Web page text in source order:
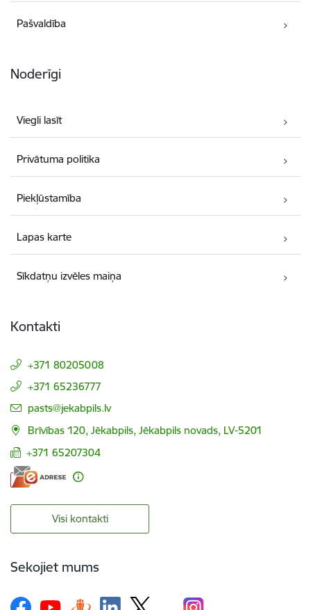
Pašvaldība
Noderīgi
Viegli lasīt
Privātuma politika
Piekļūstamība
Lapas karte
Sīkdatņu izvēles maiņa
Kontakti
+371 80205008
+371 65236777
E-pasts:
pasts@jekabpils.lv
Brīvības 120, Jēkabpils, Jēkabpils novads, LV-5201
+371 65207304
Visi kontakti
Sekojiet mums